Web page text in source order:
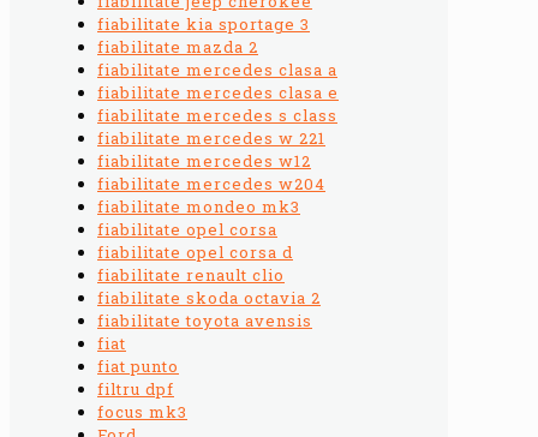
fiabilitate kia sportage 3
fiabilitate mazda 2
fiabilitate mercedes clasa a
fiabilitate mercedes clasa e
fiabilitate mercedes s class
fiabilitate mercedes w 221
fiabilitate mercedes w12
fiabilitate mercedes w204
fiabilitate mondeo mk3
fiabilitate opel corsa
fiabilitate opel corsa d
fiabilitate renault clio
fiabilitate skoda octavia 2
fiabilitate toyota avensis
fiat
fiat punto
filtru dpf
focus mk3